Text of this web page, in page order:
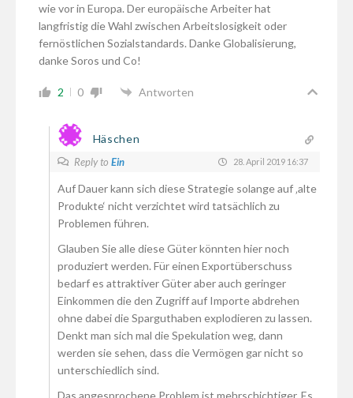
wie vor in Europa. Der europäische Arbeiter hat
langfristig die Wahl zwischen Arbeitslosigkeit oder
fernöstlichen Sozialstandards. Danke Globalisierung,
danke Soros und Co!
2 0 Antworten
Häschen
Reply to Ein 28. April 2019 16:37
Auf Dauer kann sich diese Strategie solange auf ‚alte
Produkte‘ nicht verzichtet wird tatsächlich zu
Problemen führen.
Glauben Sie alle diese Güter könnten hier noch
produziert werden. Für einen Exportüberschuss
bedarf es attraktiver Güter aber auch geringer
Einkommen die den Zugriff auf Importe abdrehen
ohne dabei die Sparguthaben explodieren zu lassen.
Denkt man sich mal die Spekulation weg, dann
werden sie sehen, dass die Vermögen gar nicht so
unterschiedlich sind.
Das angesprochene Problem ist mehrschichtiger. Es